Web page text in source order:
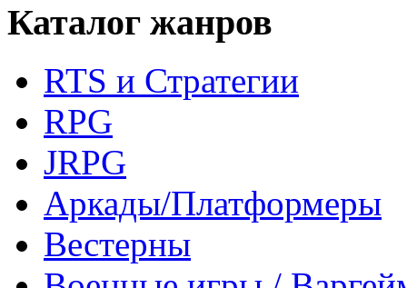
Каталог жанров
RTS и Стратегии
RPG
JRPG
Аркады/Платформеры
Вестерны